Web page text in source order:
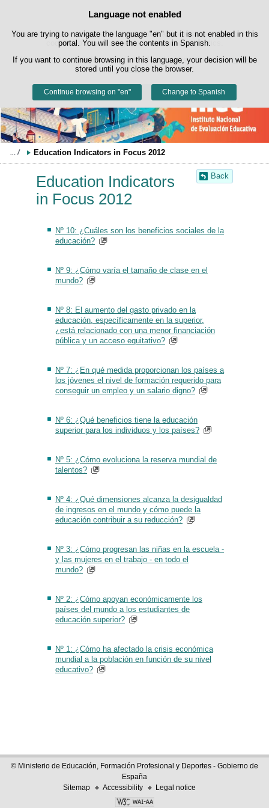
Cookie Policy
This website uses its own cookies to facilitate browsing and third-party
cookies to obtain usage and satisfaction statistics.
You can get more information in the "Cookies" section of ourlegal
notice.
Accept Reject
Language not enabled
You are trying to navigate the language "en" but it is not enabled in this
portal. You will see the contents in Spanish.
If you want to continue browsing in this language, your decision will be
stored until you close the browser.
Continue browsing on "en" Change to Spanish
Skip to content
Education Indicators in Focus 2012
Back
Education Indicators
in Focus 2012
Nº 10: ¿Cuáles son los beneficios sociales de la
educación?
Nº 9: ¿Cómo varía el tamaño de clase en el
mundo?
Nº 8: El aumento del gasto privado en la
educación, específicamente en la superior,
¿está relacionado con una menor financiación
pública y un acceso equitativo?
Nº 7: ¿En qué medida proporcionan los países a
los jóvenes el nivel de formación requerido para
conseguir un empleo y un salario digno?
Nº 6: ¿Qué beneficios tiene la educación
superior para los individuos y los países?
Nº 5: ¿Cómo evoluciona la reserva mundial de
talentos?
Nº 4: ¿Qué dimensiones alcanza la desigualdad
de ingresos en el mundo y cómo puede la
educación contribuir a su reducción?
Nº 3: ¿Cómo progresan las niñas en la escuela -
y las mujeres en el trabajo - en todo el
mundo?
Nº 2: ¿Cómo apoyan económicamente los
países del mundo a los estudiantes de
educación superior?
Nº 1: ¿Cómo ha afectado la crisis económica
mundial a la población en función de su nivel
educativo?
© Ministerio de Educación, Formación Profesional y Deportes - Gobierno de
España
Sitemap
Accessibility Legal notice